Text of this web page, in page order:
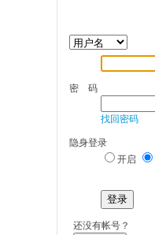
密 码
找回密码
隐身登录
开启
登录
还没有帐号？